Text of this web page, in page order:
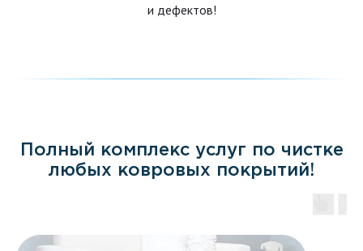
и дефектов!
Полный комплекс услуг по чистке
любых ковровых покрытий!